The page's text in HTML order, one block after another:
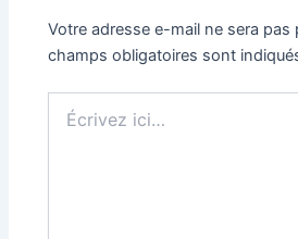
Votre adresse e-mail ne sera pas
champs obligatoires sont
ici…